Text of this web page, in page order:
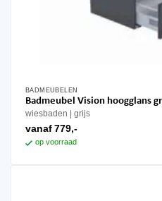
BADMEUBELEN
wiesbaden grijs
vanaf 779,-
op voorraad
Dit
product